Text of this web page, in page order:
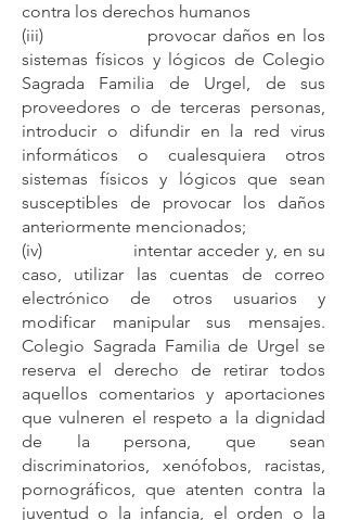
contra los derechos humanos
(iii) provocar daños en los
sistemas físicos y lógicos de Colegio
Sagrada Familia de Urgel, de sus
proveedores o de terceras personas,
introducir o difundir en la red virus
informáticos o cualesquiera otros
sistemas físicos y lógicos que sean
susceptibles de provocar los daños
anteriormente mencionados;
(iv) intentar acceder y, en su
caso, utilizar las cuentas de correo
electrónico de otros usuarios y
modificar manipular sus mensajes.
Colegio Sagrada Familia de Urgel se
reserva el derecho de retirar todos
aquellos comentarios y aportaciones
que vulneren el respeto a la dignidad
de la persona, que sean
discriminatorios, xenófobos, racistas,
pornográficos, que atenten contra la
juventud o la infancia, el orden o la